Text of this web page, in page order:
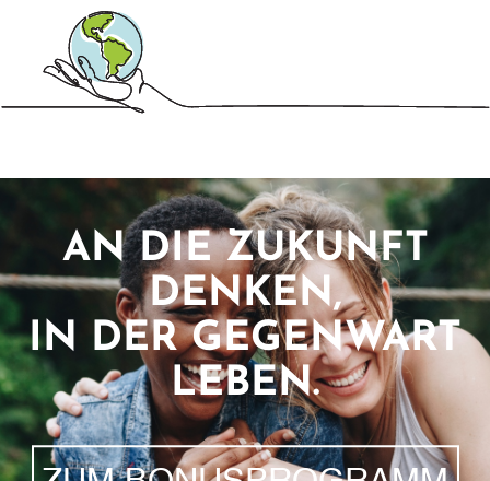
AN DIE ZUKUNFT
DENKEN,
IN DER GEGENWART
LEBEN.
ZUM BONUSPROGRAMM